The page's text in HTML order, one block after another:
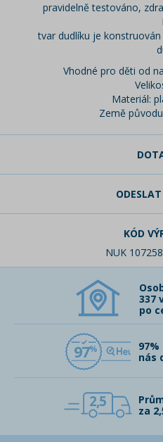
pravidelně testováno,
tvar dudlíku je
Vhodné pro děti od
Materiál:
Země
KÓD
NUK
337
po
97
nás
2,5
za